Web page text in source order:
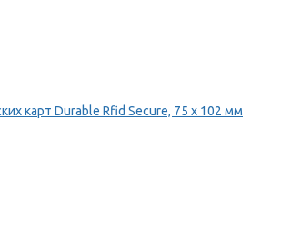
карт Durable Rfid Secure, 75 х 102 мм